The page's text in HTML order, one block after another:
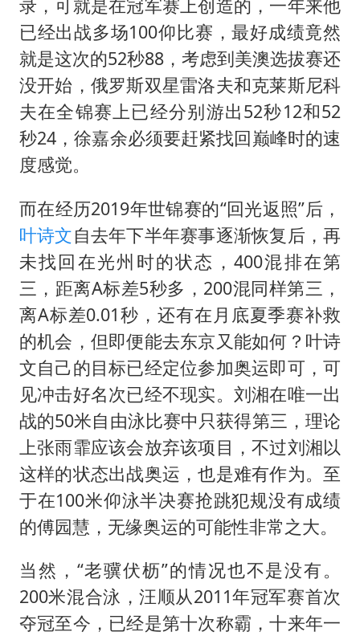
录，可就是在冠军赛上创造的，一年来他
已经出战多场100仰比赛，最好成绩竟然
就是这次的52秒88，考虑到美澳选拔赛还
没开始，俄罗斯双星雷洛夫和克莱斯尼科
夫在全锦赛上已经分别游出52秒12和52
秒24，徐嘉余必须要赶紧找回巅峰时的速
度感觉。
而在经历2019年世锦赛的“回光返照”后，
叶诗文自去年下半年赛事逐渐恢复后，再
未找回在光州时的状态，400混排在第
三，距离A标差5秒多，200混同样第三，
离A标差0.01秒，还有在月底夏季赛补救
的机会，但即便能去东京又能如何？叶诗
文自己的目标已经定位参加奥运即可，可
见冲击好名次已经不现实。刘湘在唯一出
战的50米自由泳比赛中只获得第三，理论
上张雨霏应该会放弃该项目，不过刘湘以
这样的状态出战奥运，也是难有作为。至
于在100米仰泳半决赛抢跳犯规没有成绩
的傅园慧，无缘奥运的可能性非常之大。
当然，“老骥伏枥”的情况也不是没有。
200米混合泳，汪顺从2011年冠军赛首次
夺冠至今，已经是第十次称霸，十来年一